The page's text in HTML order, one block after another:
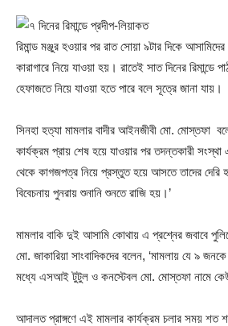
রিমান্ড মঞ্জুর হওয়ার পর রাত সোয়া ৯টার দিকে
কারাগারে নিয়ে যাওয়া হয়। রাতেই সাত দিনের রিমান্ডে
হেফাজতে নিয়ে যাওয়া হতে পারে বলে সূত্রে জানা যায়।
সিনহা হত্যা মামলার বাদীর আইনজীবী মো. মোস্তফা
কার্যক্রম প্রায় শেষ হয়ে যাওয়ার পর তদন্তকারী
থেকে কাগজপত্র নিয়ে প্রস্তুত হয়ে আসতে তাদের দেরি
বিবেচনায় পুনরায় শুনানি শুনতে রাজি হয়।’
মামলার বাকি দুই আসামি কোথায় এ প্রশ্নের জবাবে
মো. জাকারিয়া সাংবাদিকদের বলেন, ‘মামলায় যে ৯
মধ্যে এসআই টুটুল ও কনস্টেবল মো. মোস্তফা নামে কেউ
আদালত প্রাঙ্গণে এই মামলার কার্যক্রম চলার সময় শত